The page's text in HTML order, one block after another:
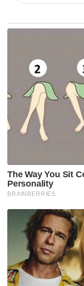
The Way You Sit
Personality
BRAINBERRIES